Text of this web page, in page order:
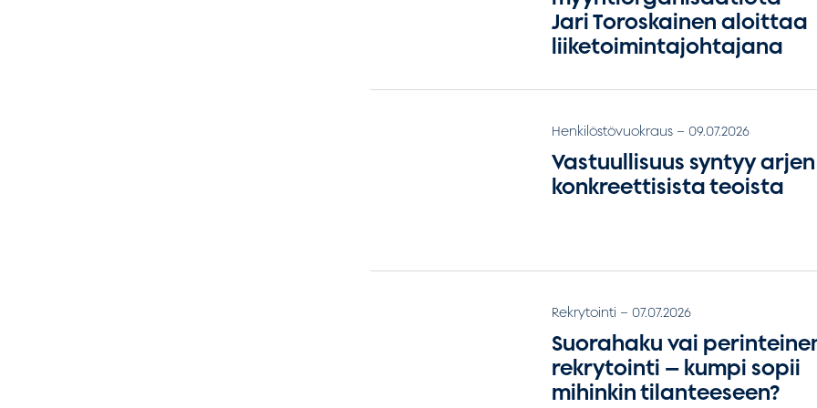
Jari Toroskainen aloittaa
liiketoimintajohtajana
Vastuullisuus syntyy arjen
konkreettisista teoista
Henkilöstövuokraus – 09.07.2026
Suorahaku vai
rekrytointi — kumpi sopii
mihinkin tilanteeseen?
Rekrytointi – 07.07.2026